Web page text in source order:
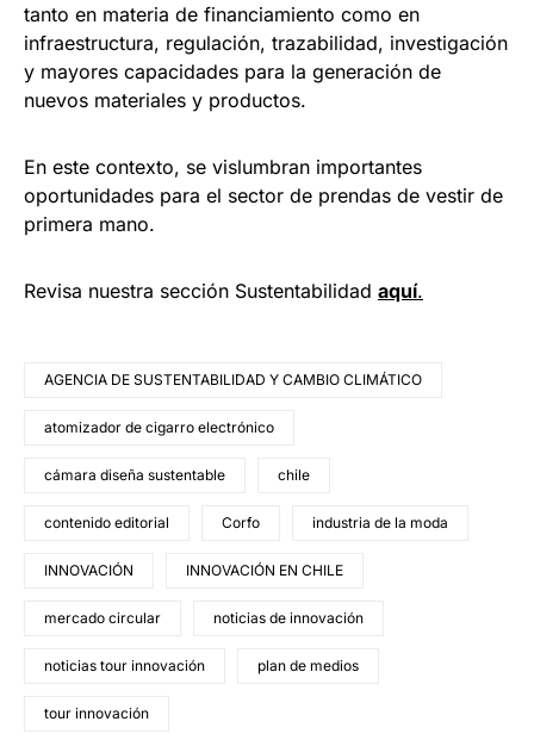
tanto en materia de financiamiento como en
infraestructura, regulación, trazabilidad, investigación
y mayores capacidades para la generación de
nuevos materiales y productos.
En este contexto, se vislumbran importantes
oportunidades para el sector de prendas de vestir de
primera mano.
Revisa nuestra sección Sustentabilidad aquí.
AGENCIA DE SUSTENTABILIDAD Y CAMBIO CLIMÁTICO
atomizador de cigarro electrónico
cámara diseña sustentable chile
contenido editorial Corfo industria de la moda
INNOVACIÓN INNOVACIÓN EN CHILE
mercado circular noticias de innovación
noticias tour innovación plan de medios
tour innovación